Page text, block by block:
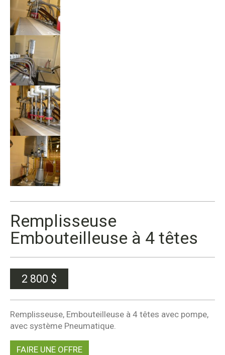
Remplisseuse
Embouteilleuse à 4 têtes
2 800 $
Remplisseuse, Embouteilleuse à 4 têtes avec pompe,
avec système Pneumatique.
FAIRE UNE OFFRE